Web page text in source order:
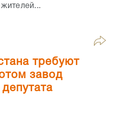
требуют
завод